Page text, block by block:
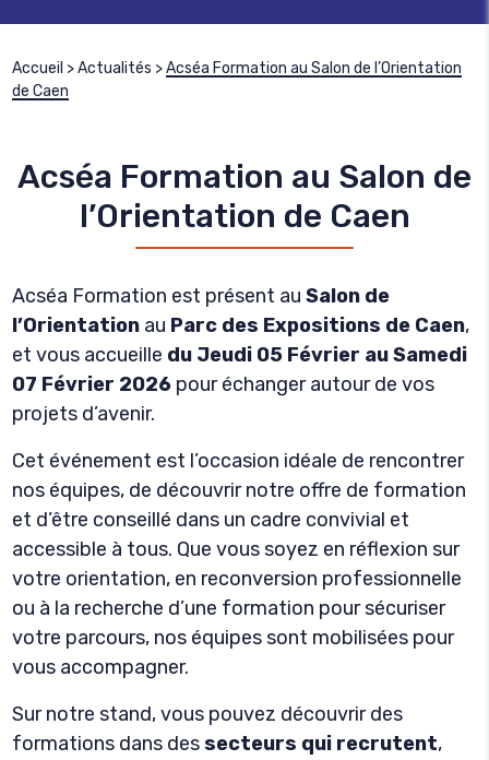
Accueil >Actualités >Acséa Formation au Salon de l’Orientation
de Caen
Acséa Formation au Salon de
l’Orientation de Caen
Acséa Formation est présent auSalon de
l’Orientation au Parc des Expositions de Caen,
et vous accueille du Jeudi 05 Février au Samedi
07 Février 2026 pour échanger autour de vos
projets d’avenir.
Cet événement est l’occasion idéale de rencontrer
nos équipes, de découvrir notre offre de formation
et d’être conseillé dans un cadre convivial et
accessible à tous. Que vous soyez en réflexion sur
votre orientation, en reconversion professionnelle
ou à la recherche d’une formation pour sécuriser
votre parcours, nos équipes sont mobilisées pour
vous accompagner.
Sur notre stand, vous pouvez découvrir des
formations dans dessecteurs qui recrutent,